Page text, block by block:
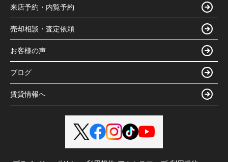
来店予約・内覧予約
売却相談・査定依頼
お客様の声
ブログ
賃貸情報へ